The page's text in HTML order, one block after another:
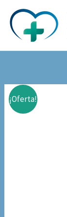
contenido
¡Oferta!